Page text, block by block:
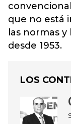
que no está
las normas
desde 1953.
LOS